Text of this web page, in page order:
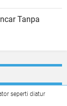
Tanpa
seperti diatur